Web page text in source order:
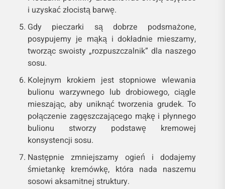
i uzyskać złocistą barwę.
Gdy pieczarki są dobrze podsmażone,
posypujemy je mąką i dokładnie mieszamy,
tworząc swoisty „rozpuszczalnik” dla naszego
sosu.
Kolejnym krokiem jest stopniowe wlewania
bulionu warzywnego lub drobiowego, ciągle
mieszając, aby uniknąć tworzenia grudek. To
połączenie zagęszczającego mąkę i płynnego
bulionu stworzy podstawę kremowej
konsystencji sosu.
Następnie zmniejszamy ogień i dodajemy
śmietankę kremówkę, która nada naszemu
sosowi aksamitnej struktury.